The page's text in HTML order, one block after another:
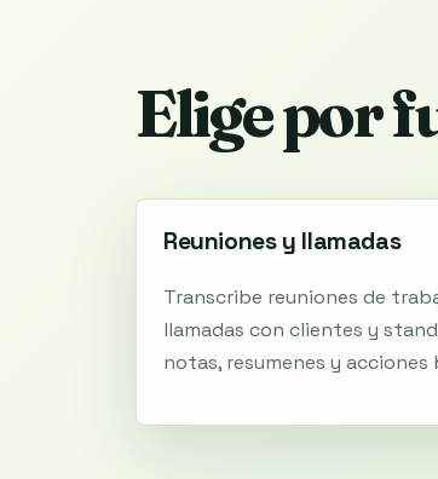
Elige por
Reuniones y llamadas
Transcribe reuniones de
llamadas con clientes y
notas, resumenes y acciones